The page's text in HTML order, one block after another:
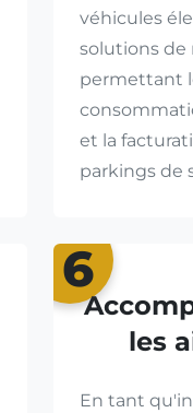
véhicules
solutions de
permettant
et la
parkings de
6
les
En tant